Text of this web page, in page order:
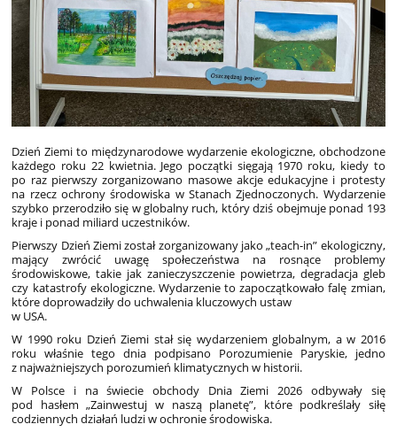
Dzień Ziemi to międzynarodowe wydarzenie ekologiczne, obchodzone
każdego roku 22 kwietnia. Jego początki sięgają 1970 roku, kiedy to
po raz pierwszy zorganizowano masowe akcje edukacyjne i protesty
na rzecz ochrony środowiska w Stanach Zjednoczonych. Wydarzenie
szybko przerodziło się w globalny ruch, który dziś obejmuje ponad 193
kraje i ponad miliard uczestników.
Pierwszy Dzień Ziemi został zorganizowany jako „teach-in” ekologiczny,
mający zwrócić uwagę społeczeństwa na rosnące problemy
środowiskowe, takie jak zanieczyszczenie powietrza, degradacja gleb
czy katastrofy ekologiczne. Wydarzenie to zapoczątkowało falę zmian,
które doprowadziły do uchwalenia kluczowych ustaw
w USA.
W 1990 roku Dzień Ziemi stał się wydarzeniem globalnym, a w 2016
roku właśnie tego dnia podpisano Porozumienie Paryskie, jedno
z najważniejszych porozumień klimatycznych w historii.
W Polsce i na świecie obchody Dnia Ziemi 2026 odbywały się
pod hasłem „Zainwestuj w naszą planetę”, które podkreślały siłę
codziennych działań ludzi w ochronie środowiska.